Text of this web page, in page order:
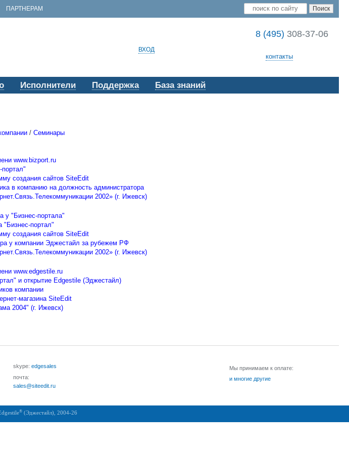
ПАРТНЕРАМ
ВХОД
8 (495) 308-37-06
контакты
Исполнители Поддержка База знаний
/ Семинары
www.bizport.ru
создания сайтов SiteEdit
в компанию на должность администратора
2002» (г. Ижевск)
у "Бизнес-портала"
"Бизнес-портал"
создания сайтов SiteEdit
у компании Эджестайл за рубежем РФ
2002» (г. Ижевск)
www.edgestile.ru
и открытие Edgestile (Эджестайл)
компании
магазина SiteEdit
2004" (г. Ижевск)
skype: edgesales
почта:
sales@siteedit.ru
Мы принимаем к оплате:
и многие другие
® (Эджестайл), 2004-26